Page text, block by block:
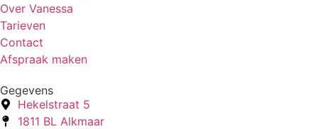
Over Vanessa
Tarieven
Contact
Afspraak maken
Gegevens
Hekelstraat 5
1811 BL Alkmaar